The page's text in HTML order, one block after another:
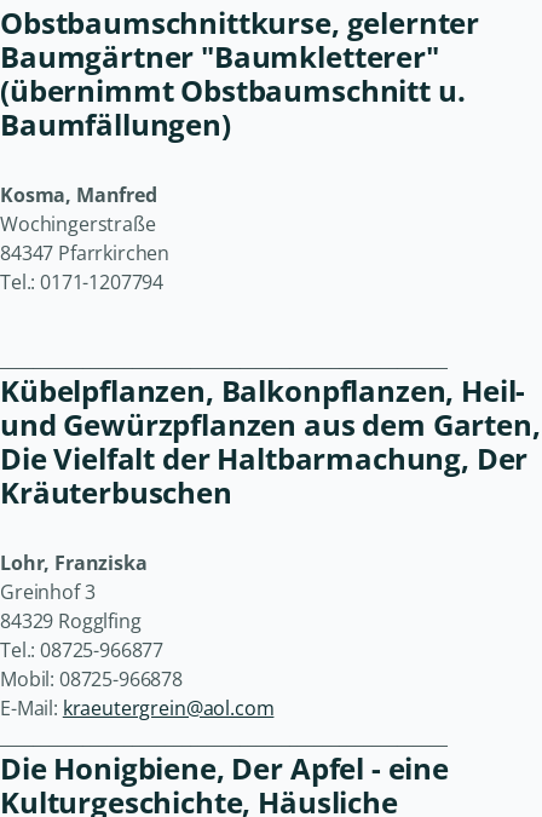
Obstbaumschnittkurse, gelernter
Baumgärtner "Baumkletterer"
(übernimmt Obstbaumschnitt u.
Baumfällungen)
Kosma, Manfred
Wochingerstraße
84347 Pfarrkirchen
Tel.: 0171-1207794
Kübelpflanzen, Balkonpflanzen, Heil-
und Gewürzpflanzen aus dem Garten,
Die Vielfalt der Haltbarmachung, Der
Kräuterbuschen
Lohr, Franziska
Greinhof 3
84329 Rogglfing
Tel.: 08725-966877
Mobil: 08725-966878
E-Mail: kraeutergrein@aol.com
Die Honigbiene, Der Apfel - eine
Kulturgeschichte, Häusliche